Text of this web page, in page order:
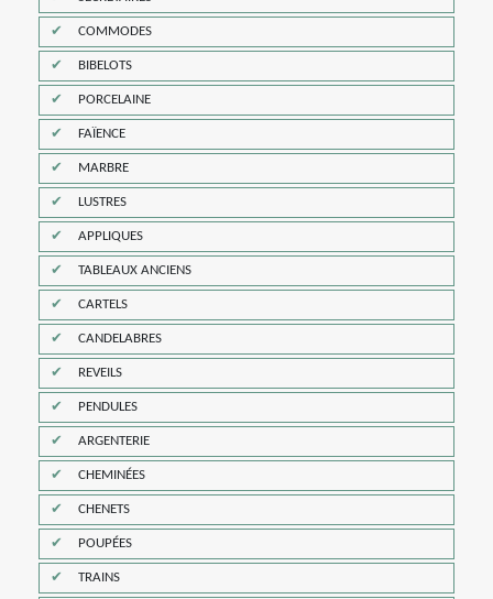
COMMODES
BIBELOTS
PORCELAINE
FAÏENCE
MARBRE
LUSTRES
APPLIQUES
TABLEAUX ANCIENS
CARTELS
CANDELABRES
REVEILS
PENDULES
ARGENTERIE
CHEMINÉES
CHENETS
POUPÉES
TRAINS